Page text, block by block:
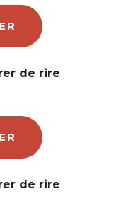
de rire
de rire